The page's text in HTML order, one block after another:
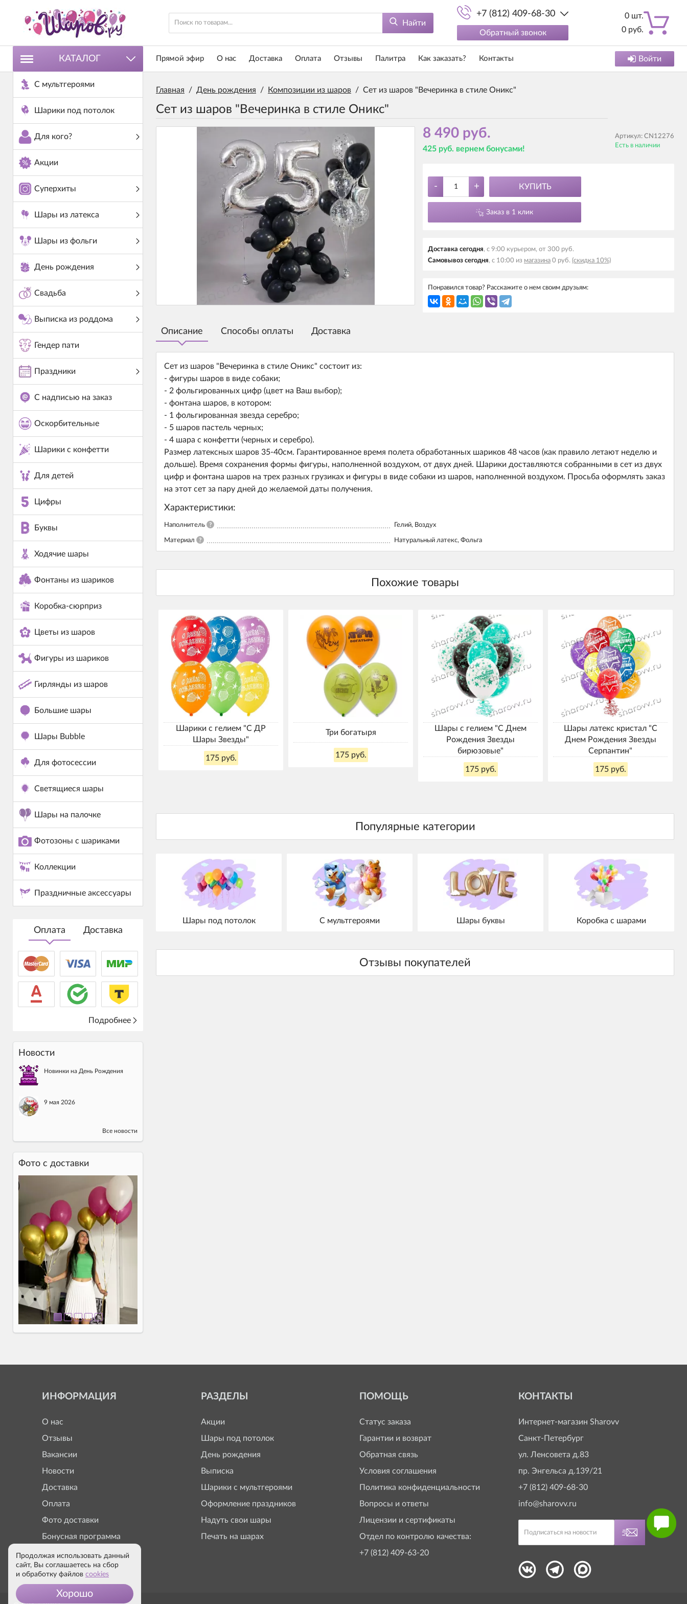
Найти
+7 (812) 409-68-30
Обратный звонок
0 шт.
0 руб.
КАТАЛОГ
С мультгероями
Шарики под потолок
Для кого?
Акции
Суперхиты
Шары из латекса
Шары из фольги
День рождения
Свадьба
Выписка из роддома
Гендер пати
Праздники
С надписью на заказ
Оскорбительные
Шарики с конфетти
Для детей
Цифры
Буквы
Ходячие шары
Фонтаны из шариков
Коробка-сюрприз
Цветы из шаров
Фигуры из шариков
Гирлянды из шаров
Большие шары
Шары Bubble
Для фотосессии
Светящиеся шары
Шары на палочке
Фотозоны с шариками
Коллекции
Праздничные аксессуары
Оплата Доставка
Подробнее
Новости
Новинки на День Рождения
9 мая 2026
Все новости
Фото c доставки
Прямой эфир О нас Доставка Оплата Отзывы Палитра Как заказать? Контакты Войти
Главная / День рождения / Композиции из шаров / Сет из шаров "Вечеринка в стиле Оникс"
Сет из шаров "Вечеринка в стиле Оникс"
8 490 руб.
425 руб. вернем бонусами!
Артикул: CN12276
Есть в наличии
- + КУПИТЬ
Заказ в 1 клик
Доставка сегодня, с 9:00 курьером, от 300 руб.
Самовывоз сегодня, с 10:00 из магазина 0 руб. (скидка 10%)
Понравился товар? Расскажите о нем своим друзьям:
Описание Способы оплаты Доставка
Сет из шаров "Вечеринка в стиле Оникс" состоит из:
- фигуры шаров в виде собаки;
- 2 фольгированных цифр (цвет на Ваш выбор);
- фонтана шаров, в котором:
- 1 фольгированная звезда серебро;
- 5 шаров пастель черных;
- 4 шара с конфетти (черных и серебро).
Размер латексных шаров 35-40см. Гарантированное время полета обработанных шариков 48 часов (как правило летают неделю и
дольше). Время сохранения формы фигуры, наполненной воздухом, от двух дней. Шарики доставляются собранными в сет из двух
цифр и фонтана шаров на трех разных грузиках и фигуры в виде собаки из шаров, наполненной воздухом. Просьба оформлять заказ
на этот сет за пару дней до желаемой даты получения.
Характеристики:
Наполнитель ? Гелий, Воздух
Материал ? Натуральный латекс, Фольга
Шарики с гелием "С ДР
Шары Звезды"
175 руб.
Три богатыря
175 руб.
Шары с гелием "С Днем
Рождения Звезды
бирюзовые"
175 руб.
Шары латекс кристал "С
Днем Рождения Звезды
Серпантин"
175 руб.
Шары под потолок С мультгероями Шары буквы Коробка с шарами
ИНФОРМАЦИЯ
О нас
Отзывы
Вакансии
Новости
Доставка
Оплата
Фото доставки
Бонусная программа
РАЗДЕЛЫ
Акции
Шары под потолок
День рождения
Выписка
Шарики с мультгероями
Оформление праздников
Надуть свои шары
Печать на шарах
ПОМОЩЬ
Статус заказа
Гарантии и возврат
Обратная связь
Условия соглашения
Политика конфиденциальности
Вопросы и ответы
Лицензии и сертификаты
Отдел по контролю качества:
+7 (812) 409-63-20
КОНТАКТЫ
Интернет-магазин Sharovv
Санкт-Петербург
ул. Ленсовета д.83
пр. Энгельса д.139/21
+7 (812) 409-68-30
info@sharovv.ru
Продолжая использовать данный
сайт, Вы соглашаетесь на сбор
и обработку файлов cookies
Хорошо